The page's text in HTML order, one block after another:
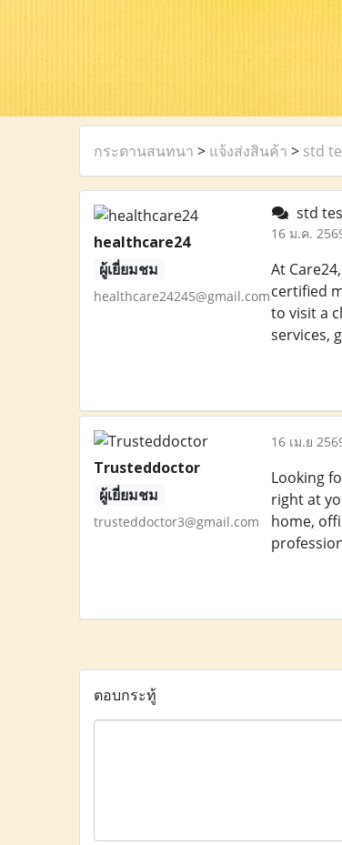
กระดานสนทนา > แจ้งส่งสินค้า > std
healthcare24
ผู้เยี่ยมชม
healthcare24245@gmail.com
std
16 ม.ค.
At
certified
to visit a
services,
Trusteddoctor
ผู้เยี่ยมชม
trusteddoctor3@gmail.com
16 เม.ย
Looking
right at
home,
ตอบกระทู้